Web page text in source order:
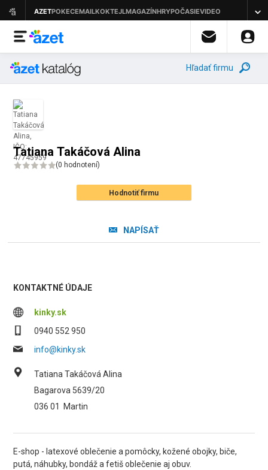
Hľadať firmu
Tatiana Takáčová Alina
(0 hodnotení)
Hodnotiť firmu
NAPÍSAŤ
KONTAKTNÉ ÚDAJE
kinky.sk
0940 552 950
info@kinky.sk
Tatiana Takáčová Alina
Bagarova 5639/20
036 01
Martin
E-shop - latexové oblečenie a pomôcky, kožené obojky, biče,
putá, náhubky, bondáž a fetiš oblečenie aj obuv.